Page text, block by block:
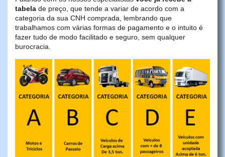
tabela de preço, que tende a variar de acordo com a
categoria da sua CNH comprada, lembrando que
trabalhamos com várias formas de pagamento e o intuito é
fazer tudo de modo facilitado e seguro, sem qualquer
burocracia.